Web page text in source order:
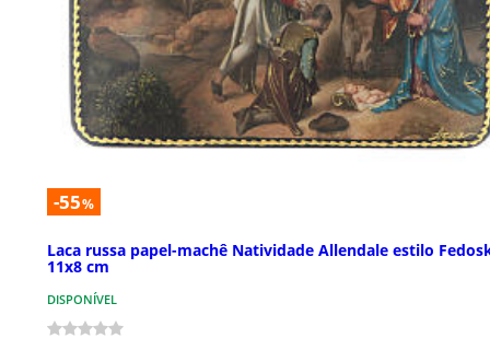
-55%
Laca russa papel-machê Natividade Allendale estilo
11x8 cm
DISPONÍVEL